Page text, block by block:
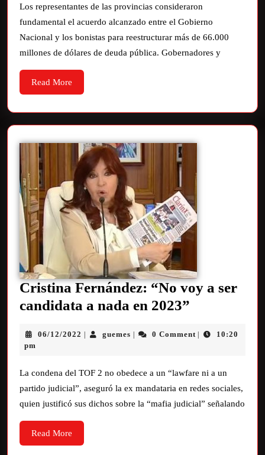
Los representantes de las provincias consideraron
fundamental el acuerdo alcanzado entre el Gobierno
Nacional y los bonistas para reestructurar más de 66.000
millones de dólares de deuda pública. Gobernadores y
Read More
Cristina Fernández: “No voy a ser
candidata a nada en 2023”
06/12/2022 guemes 0 Comment
10:20
pm
La condena del TOF 2 no obedece a un “lawfare ni a un
partido judicial”, aseguró la ex mandataria en redes sociales,
quien justificó sus dichos sobre la “mafia judicial” señalando
Read More